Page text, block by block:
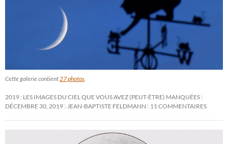
Cette galerie contient 27 photos
2019 : LES IMAGES DU CIEL QUE VOUS AVEZ (PEUT-ÊTRE) MANQUÉES
DÉCEMBRE 30, 2019
JEAN-BAPTISTE FELDMANN 11 COMMENTAIRES